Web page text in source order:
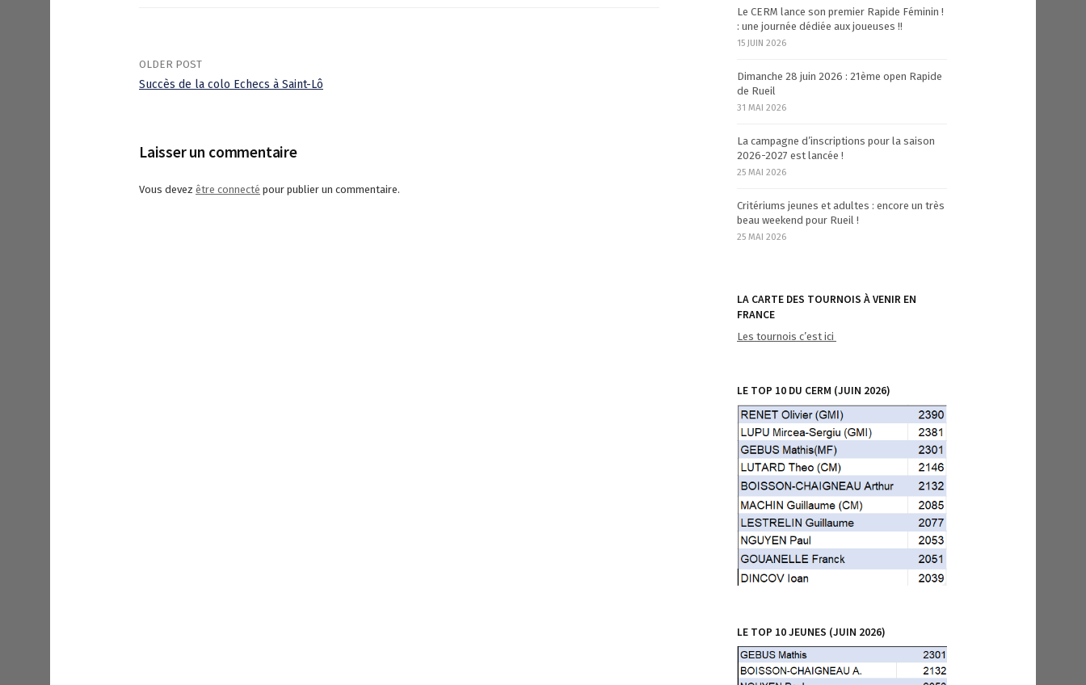
o
s
OLDER POST
Succès de la colo Echecs à Saint-Lô
Laisser un commentaire
Vous devez être connecté pour publier un commentaire.
Le CERM lance son premier Rapide Féminin !
: une journée dédiée aux joueuses !!
15 JUIN 2026
Dimanche 28 juin 2026 : 21ème open Rapide
de Rueil
31 MAI 2026
La campagne d’inscriptions pour la saison
2026-2027 est lancée !
25 MAI 2026
Critériums jeunes et adultes : encore un très
beau weekend pour Rueil !
25 MAI 2026
LA CARTE DES TOURNOIS À VENIR EN
FRANCE
Les tournois c’est ici
LE TOP 10 DU CERM (JUIN 2026)
LE TOP 10 JEUNES (JUIN 2026)